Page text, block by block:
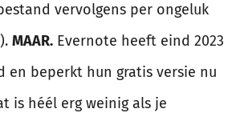
vervolgens per ongeluk
MAAR. Evernote heeft eind 2023
en beperkt hun gratis versie nu
is héél erg weinig als je